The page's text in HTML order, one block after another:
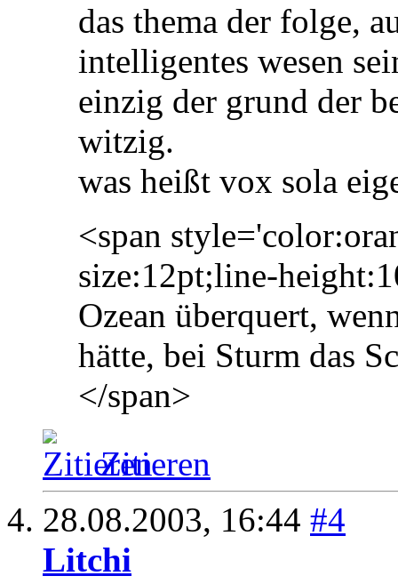
das thema der folge,
intelligentes wesen
einzig der grund der
witzig.
was heißt vox sola
<span
size:12pt;line-
Ozean überquert,
hätte, bei Sturm das
</span>
Zitieren
28.08.2003, 16:44 #4
Litchi